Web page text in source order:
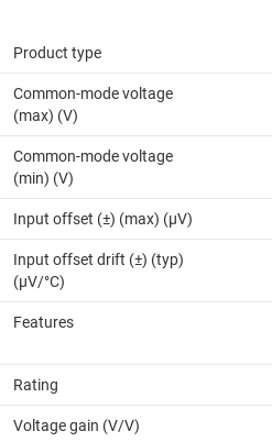
Product type
Common-mode voltage
(max) (V)
Common-mode voltage
(min) (V)
Input offset (±) (max) (µV)
Input offset drift (±) (typ)
(µV/°C)
Features
Rating
Voltage gain (V/V)